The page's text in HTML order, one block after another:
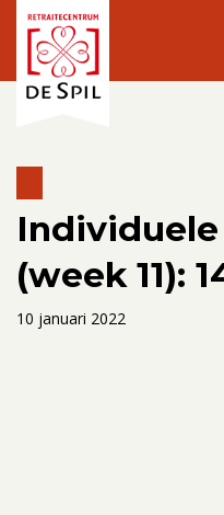
(week 11):
10 januari 2022